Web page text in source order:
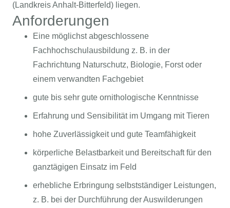
(Landkreis Anhalt-Bitterfeld) liegen.
Anforderungen
Eine möglichst abgeschlossene
Fachhochschulausbildung z. B. in der
Fachrichtung Naturschutz, Biologie, Forst oder
einem verwandten Fachgebiet
gute bis sehr gute ornithologische Kenntnisse
Erfahrung und Sensibilität im Umgang mit Tieren
hohe Zuverlässigkeit und gute Teamfähigkeit
körperliche Belastbarkeit und Bereitschaft für den
ganztägigen Einsatz im Feld
erhebliche Erbringung selbstständiger Leistungen,
z. B. bei der Durchführung der Auswilderungen